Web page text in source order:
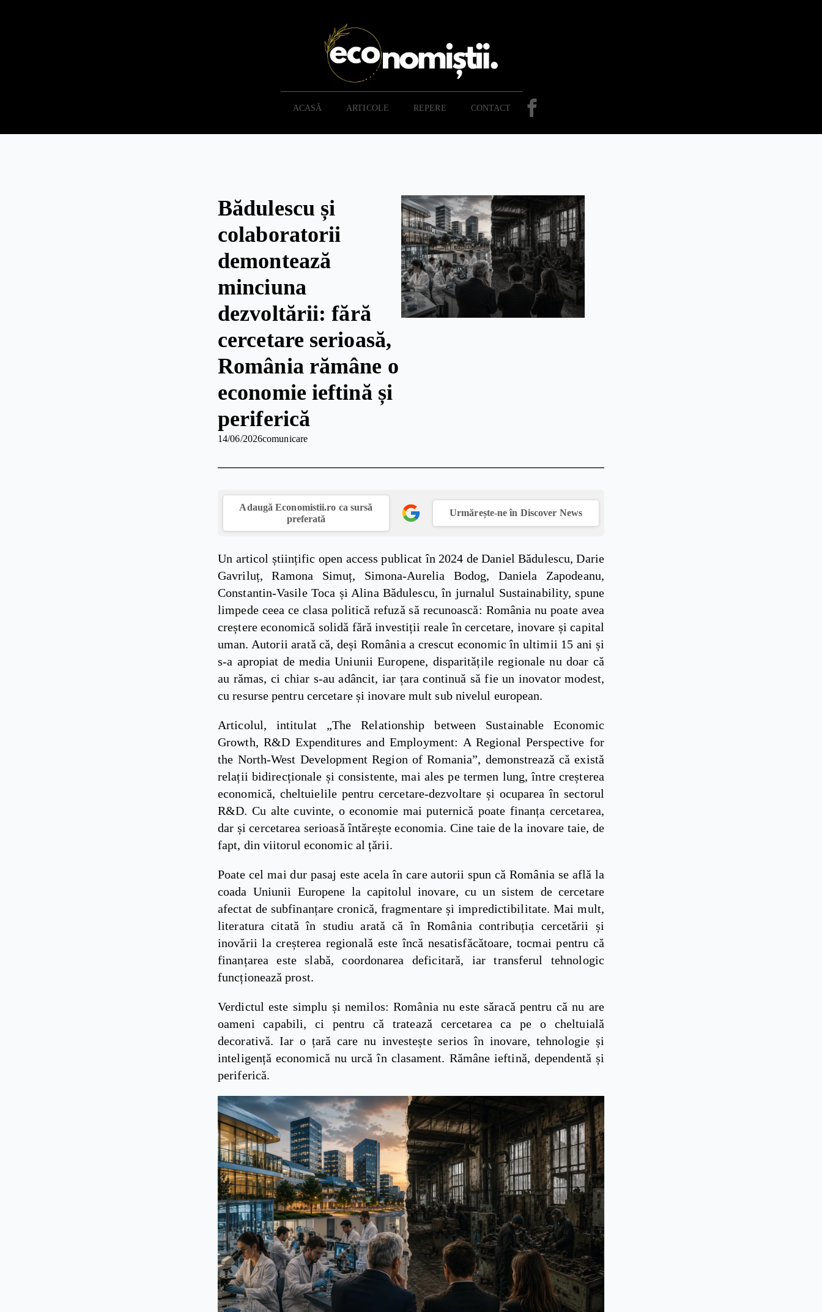
ACASĂ ARTICOLE REPERE CONTACT
Bădulescu și
colaboratorii
demontează
minciuna
dezvoltării: fără
cercetare serioasă,
România rămâne o
economie ieftină și
periferică
14/06/2026comunicare
Adaugă Economistii.ro ca sursă
preferată
Urmărește-ne în Discover News
Un articol științific open access publicat în 2024 de Daniel Bădulescu, Darie
Gavriluț, Ramona Simuț, Simona-Aurelia Bodog, Daniela Zapodeanu,
Constantin-Vasile Toca și Alina Bădulescu, în jurnalul Sustainability, spune
limpede ceea ce clasa politică refuză să recunoască: România nu poate avea
creștere economică solidă fără investiții reale în cercetare, inovare și capital
uman. Autorii arată că, deși România a crescut economic în ultimii 15 ani și
s-a apropiat de media Uniunii Europene, disparitățile regionale nu doar că
au rămas, ci chiar s-au adâncit, iar țara continuă să fie un inovator modest,
cu resurse pentru cercetare și inovare mult sub nivelul european.
Articolul, intitulat „The Relationship between Sustainable Economic
Growth, R&D Expenditures and Employment: A Regional Perspective for
the North-West Development Region of Romania”, demonstrează că există
relații bidirecționale și consistente, mai ales pe termen lung, între creșterea
economică, cheltuielile pentru cercetare-dezvoltare și ocuparea în sectorul
R&D. Cu alte cuvinte, o economie mai puternică poate finanța cercetarea,
dar și cercetarea serioasă întărește economia. Cine taie de la inovare taie, de
fapt, din viitorul economic al țării.
Poate cel mai dur pasaj este acela în care autorii spun că România se află la
coada Uniunii Europene la capitolul inovare, cu un sistem de cercetare
afectat de subfinanțare cronică, fragmentare și impredictibilitate. Mai mult,
literatura citată în studiu arată că în România contribuția cercetării și
inovării la creșterea regională este încă nesatisfăcătoare, tocmai pentru că
finanțarea este slabă, coordonarea deficitară, iar transferul tehnologic
funcționează prost.
Verdictul este simplu și nemilos: România nu este săracă pentru că nu are
oameni capabili, ci pentru că tratează cercetarea ca pe o cheltuială
decorativă. Iar o țară care nu investește serios în inovare, tehnologie și
inteligență economică nu urcă în clasament. Rămâne ieftină, dependentă și
periferică.